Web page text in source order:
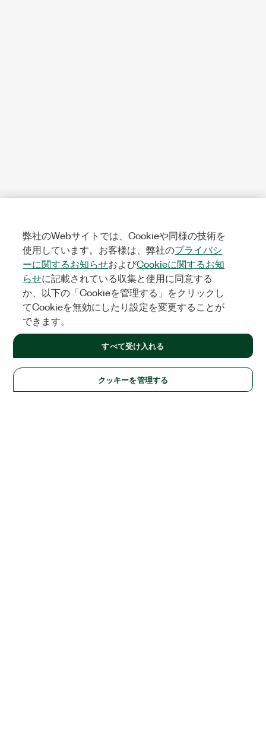
弊社のWebサイトでは、Cookieや同様の技術を
使用しています。お客様は、弊社のプライバシ
ーに関するお知らせおよびCookieに関するお知
らせに記載されている収集と使用に同意する
か、以下の「Cookieを管理する」をクリックし
てCookieを無効にしたり設定を変更することが
できます。
クッキーを管理する
すべて受け入れる